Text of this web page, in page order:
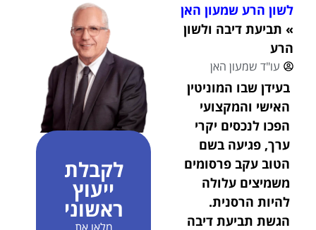
לשון הרע שמעון האן
» תביעת דיבה ולשון
הרע
עו"ד שמעון האן
בעידן שבו המוניטין
האישי והמקצועי
הפכו לנכסים יקרי
ערך, פגיעה בשם
הטוב עקב פרסומים
משמיצים עלולה
להיות הרסנית.
הגשת תביעת דיבה
לקבלת
ייעוץ
ראשוני